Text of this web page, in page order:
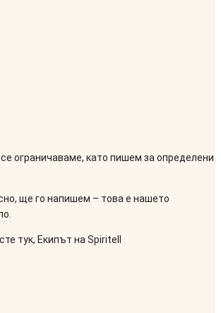
ограничаваме, като пишем за определени
ще го напишем – това е нашето
тук, Екипът на Spiritell